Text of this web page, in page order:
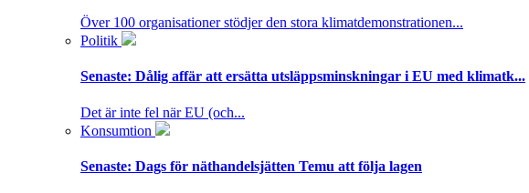
Över 100 organisationer stödjer den stora klimatdemonstrationen...
Politik
Senaste: Dålig affär att ersätta utsläppsminskningar i EU med klimatk...
Det är inte fel när EU (och...
Konsumtion
Senaste: Dags för näthandelsjätten Temu att följa lagen